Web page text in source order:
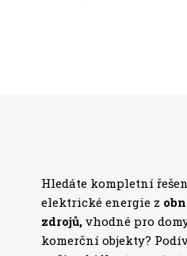
Hledáte kompletní
elektrické energie z
zdrojů, vhodné pro
komerční objekty?